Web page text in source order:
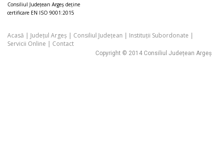
Consiliul Judeţean Argeș deţine
certificare EN ISO 9001:2015
Acasă | Județul Argeș | Consiliul Județean | Instituții Subordonate |
Servicii Online | Contact
Copyright © 2014 Consiliul Județean Argeș